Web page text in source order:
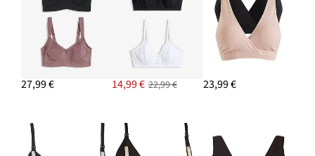
27,99 € 14,99 € 22,99 € 23,99 €